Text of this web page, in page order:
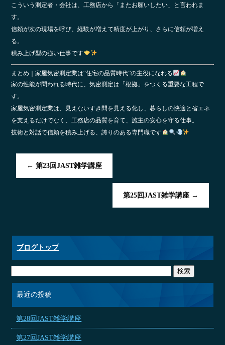
こういう測定者・会社は、工務店から「またお願いしたい」と言われま
す。
信頼が次の現場を呼び、経験が増えて精度が上がり、さらに信頼が増え
る。
積み上げ型の強い仕事です
まとめ｜家屋気密測定業は“住宅の品質時代”の主役になれる
家の性能が問われる時代に、気密測定は「根拠」をつくる重要な工程で
す。
家屋気密測定業は、見えないすき間を見える化し、暮らしの快適と省エネ
を支えるだけでなく、工務店の品質を育て、施主の安心を守る仕事。
技術と対話で信頼を積み上げる、誇りのある専門職です
← 第23回JAST雑学講座
第25回JAST雑学講座 →
ブログトップ
最近の投稿
第28回JAST雑学講座
第27回JAST雑学講座